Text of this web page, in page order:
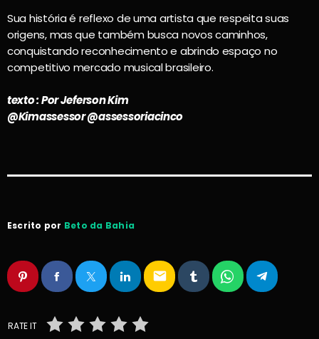
Sua história é reflexo de uma artista que respeita suas
origens, mas que também busca novos caminhos,
conquistando reconhecimento e abrindo espaço no
competitivo mercado musical brasileiro.
texto : Por Jeferson Kim
@Kimassessor @assessoriacinco
Escrito por Beto da Bahia
email
RATE IT